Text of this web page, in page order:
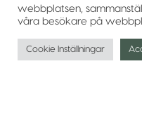
webbplatsen,
våra besökare på
Cookie Inställningar